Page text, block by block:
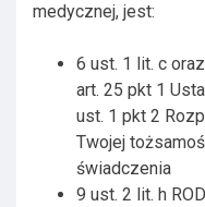
medycznej, jest:
6 ust. 1 lit. c
art. 25 pkt 1
ust. 1 pkt 2
Twojej
świadczenia
9 ust. 2 lit. h